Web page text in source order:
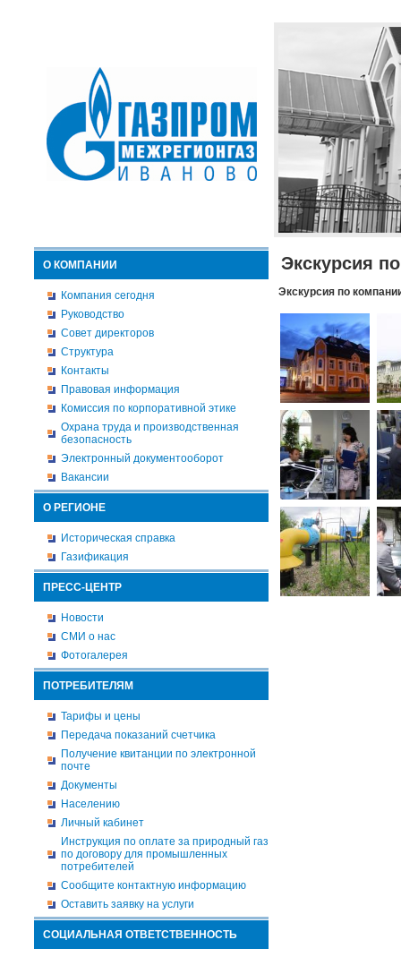
О КОМПАНИИ
Компания сегодня
Руководство
Совет директоров
Структура
Контакты
Правовая информация
Комиссия по корпоративной этике
Охрана труда и производственная
безопасность
Электронный документооборот
Вакансии
О РЕГИОНЕ
Историческая справка
Газификация
ПРЕСС-ЦЕНТР
Новости
СМИ о нас
Фотогалерея
ПОТРЕБИТЕЛЯМ
Тарифы и цены
Передача показаний счетчика
Получение квитанции по электронной
почте
Документы
Населению
Личный кабинет
Инструкция по оплате за природный газ
по договору для промышленных
потребителей
Сообщите контактную информацию
Оставить заявку на услуги
СОЦИАЛЬНАЯ ОТВЕТСТВЕННОСТЬ
Экскурсия
Экскурсия по